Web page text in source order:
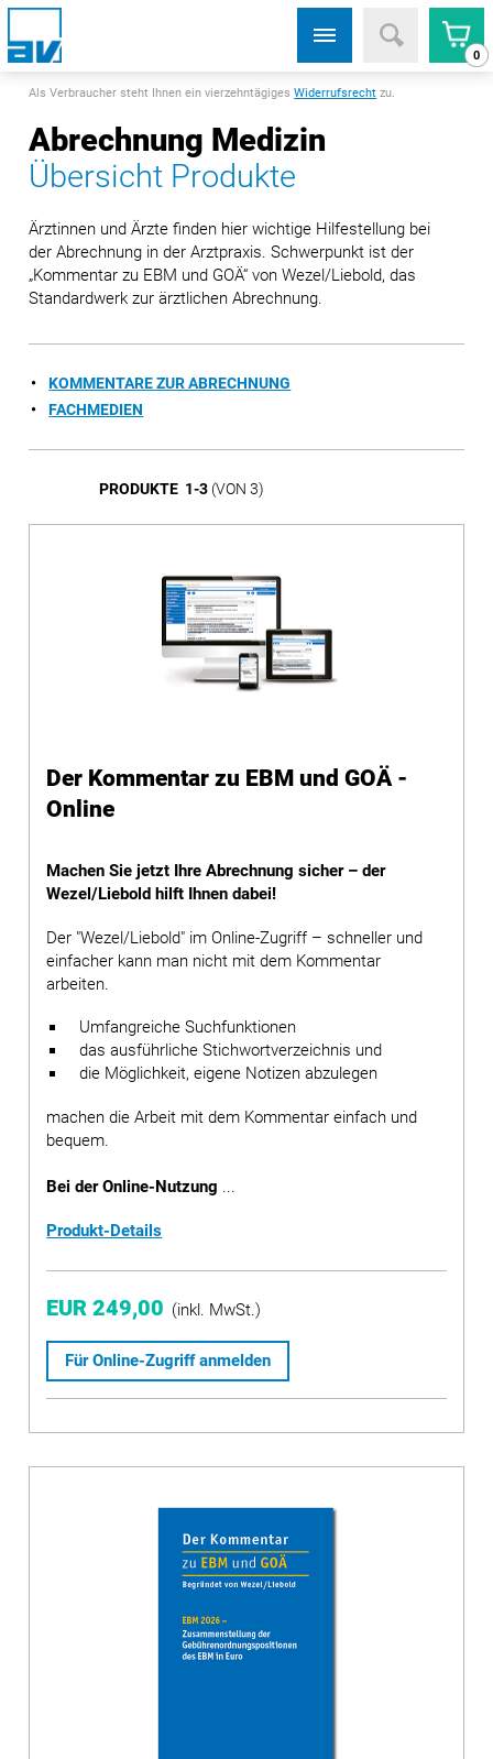
0
Als Verbraucher steht Ihnen ein vierzehntägigesWiderrufsrecht zu.
Abrechnung Medizin
Übersicht Produkte
Ärztinnen und Ärzte finden hier wichtige Hilfestellung bei
der Abrechnung in der Arztpraxis. Schwerpunkt ist der
„Kommentar zu EBM und GOÄ“ von Wezel/Liebold, das
Standardwerk zur ärztlichen Abrechnung.
KOMMENTARE ZUR ABRECHNUNG
FACHMEDIEN
PRODUKTE 1-3(VON 3)
Der Kommentar zu EBM und GOÄ -
Online
Machen Sie jetzt Ihre Abrechnung sicher – der
Wezel/Liebold hilft Ihnen dabei!
Der "Wezel/Liebold" im Online-Zugriff – schneller und
einfacher kann man nicht mit dem Kommentar
arbeiten.
Umfangreiche Suchfunktionen
das ausführliche Stichwortverzeichnis und
die Möglichkeit, eigene Notizen abzulegen
machen die Arbeit mit dem Kommentar einfach und
bequem.
Bei der Online-Nutzung ...
Produkt-Details
EUR 249,00 (inkl. MwSt.)
Für Online-Zugriff anmelden